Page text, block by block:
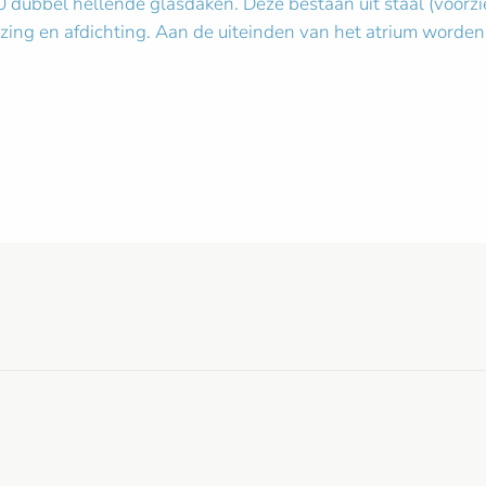
en afdichting. Aan de uiteinden van het atrium